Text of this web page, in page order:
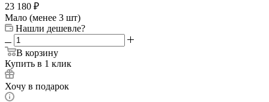
23 180 ₽
Мало (менее 3 шт)
Нашли дешевле?
В корзину
Купить в 1 клик
Хочу в подарок